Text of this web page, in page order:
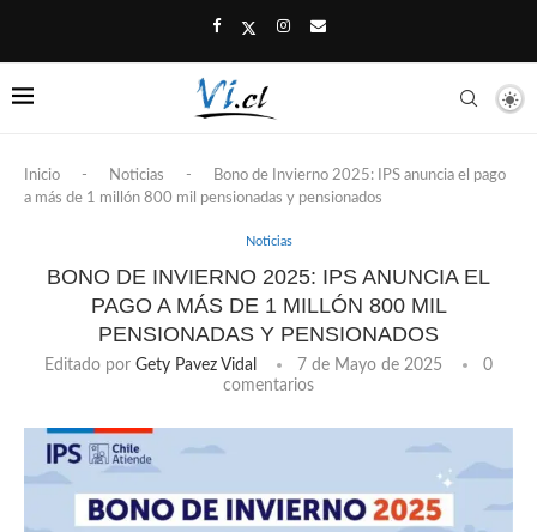
Inicio - Noticias -
Bono de Invierno 2025: IPS anuncia el pago
a más de 1 millón 800 mil pensionadas y pensionados
Noticias
BONO DE INVIERNO 2025: IPS ANUNCIA EL
PAGO A MÁS DE 1 MILLÓN 800 MIL
PENSIONADAS Y PENSIONADOS
Editado por Gety Pavez Vidal 7 de Mayo de 2025
0
comentarios